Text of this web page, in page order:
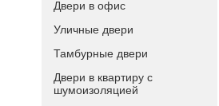
Двери в офис
Уличные двери
Тамбурные двери
Двери в квартиру с
шумоизоляцией